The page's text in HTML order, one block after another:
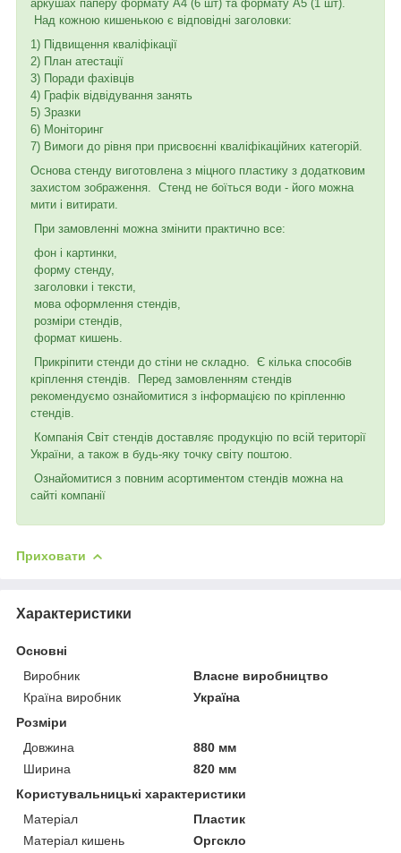
аркушах паперу формату А4 (6 шт) та формату А5 (1 шт).
Над кожною кишенькою є відповідні заголовки:
1) Підвищення кваліфікації
2) План атестації
3) Поради фахівців
4) Графік відвідування занять
5) Зразки
6) Моніторинг
7) Вимоги до рівня при присвоєнні кваліфікаційних категорій.
Основа стенду виготовлена ​​з міцного пластику з додатковим
захистом зображення. Стенд не боїться води - його можна
мити і витирати.
При замовленні можна змінити практично все:
фон і картинки,
форму стенду,
заголовки і тексти,
мова оформлення стендів,
розміри стендів,
формат кишень.
Прикріпити стенди до стіни не складно. Є кілька способів
кріплення стендів. Перед замовленням стендів
рекомендуємо ознайомитися з інформацією по кріпленню
стендів.
Компанія Світ стендів доставляє продукцію по всій території
України, а також в будь-яку точку світу поштою.
Ознайомитися з повним асортиментом стендів можна на
сайті компанії
Приховати
Характеристики
Основні
Виробник
Власне виробництво
Країна виробник
Україна
Розміри
Довжина
880 мм
Ширина
820 мм
Користувальницькі характеристики
Матеріал
Пластик
Матеріал кишень
Оргскло